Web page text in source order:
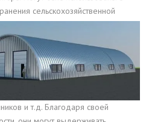
сельскохозяйственной
и т.д. Благодаря своей